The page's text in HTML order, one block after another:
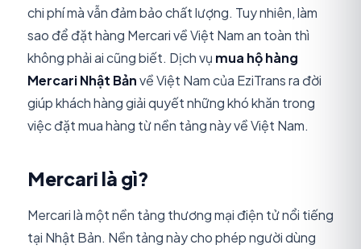
chi phí mà vẫn đảm bảo chất lượng. Tuy nhiên, làm
sao để đặt hàng Mercari về Việt Nam an toàn thì
không phải ai cũng biết. Dịch vụ mua hộ hàng
MercariNhật Bảnvề Việt Nam của EziTrans ra đời
giúp khách hàng giải quyết những khó khăn trong
việc đặt mua hàng từ nền tảng này về Việt Nam.
Mercari là gì?
Mercari là một nền tảng thương mại điện tử nổi tiếng
tại Nhật Bản. Nền tảng này cho phép người dùng